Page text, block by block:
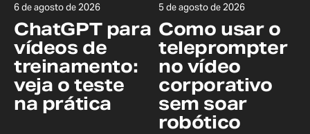
ChatGPT para
vídeos de
treinamento:
veja o teste
na prática
6 de agosto de 2026
Como usar o
teleprompter
no vídeo
corporativo
sem soar
robótico
5 de agosto de 2026